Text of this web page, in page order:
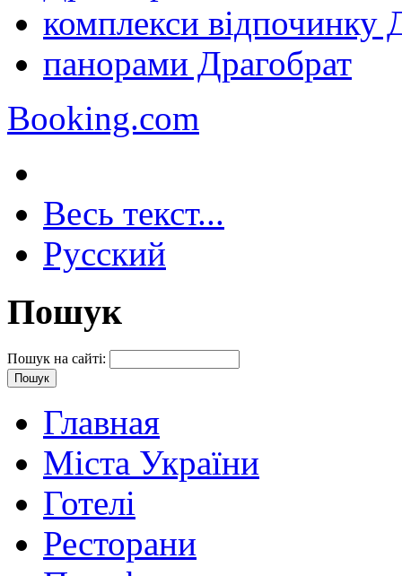
комплекси відпочинку
панорами Драгобрат
Booking.com
Весь текст...
Русский
Пошук
Пошук на сайті:
Главная
Міста України
Готелі
Ресторани